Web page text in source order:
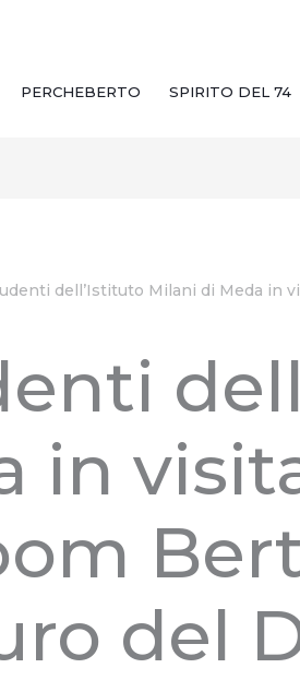
PERCHEBERTO SPIRITO DEL 74
dell’Istituto Milani di Meda in
in
del